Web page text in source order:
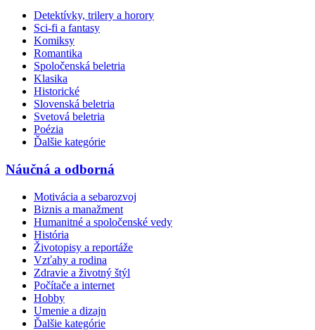
Detektívky, trilery a horory
Sci-fi a fantasy
Komiksy
Romantika
Spoločenská beletria
Klasika
Historické
Slovenská beletria
Svetová beletria
Poézia
Ďalšie kategórie
Náučná a odborná
Motivácia a sebarozvoj
Biznis a manažment
Humanitné a spoločenské vedy
História
Životopisy a reportáže
Vzťahy a rodina
Zdravie a životný štýl
Počítače a internet
Hobby
Umenie a dizajn
Ďalšie kategórie